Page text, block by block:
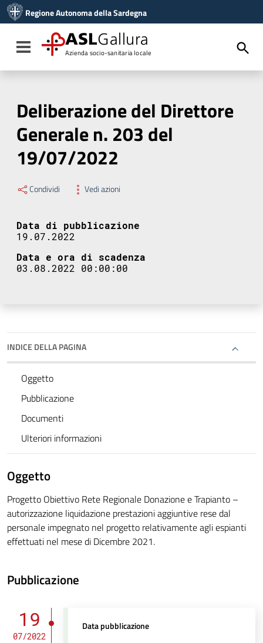
Vai al menu di navigazione
Vai al footer
Regione Autonoma della Sardegna
Toggle navigation
ASLGallura
Azienda socio-sanitaria locale
Deliberazione del Direttore
Generale n. 203 del
19/07/2022
Condividi Vedi azioni
Data di pubblicazione
19.07.2022
Data e ora di scadenza
03.08.2022 00:00:00
INDICE DELLA PAGINA
Oggetto
Pubblicazione
Documenti
Ulteriori informazioni
Oggetto
Progetto Obiettivo Rete Regionale Donazione e Trapianto –
autorizzazione liquidazione prestazioni aggiuntive rese dal
personale impegnato nel progetto relativamente agli espianti
effettuati nel mese di Dicembre 2021.
Pubblicazione
19
07/2022
Data pubblicazione